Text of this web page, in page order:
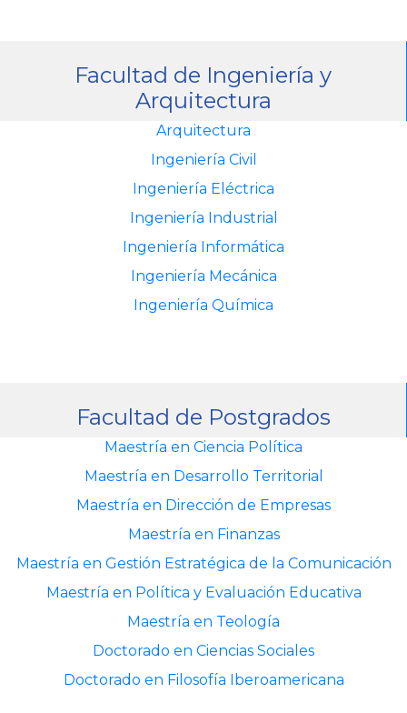
Facultad de Ingeniería y
Arquitectura
Arquitectura
Ingeniería Civil
Ingeniería Eléctrica
Ingeniería Industrial
Ingeniería Informática
Ingeniería Mecánica
Ingeniería Química
Facultad de Postgrados
Maestría en Ciencia Política
Maestría en Desarrollo Territorial
Maestría en Dirección de Empresas
Maestría en Finanzas
Maestría en Gestión Estratégica de la Comunicación
Maestría en Política y Evaluación Educativa
Maestría en Teología
Doctorado en Ciencias Sociales
Doctorado en Filosofía Iberoamericana